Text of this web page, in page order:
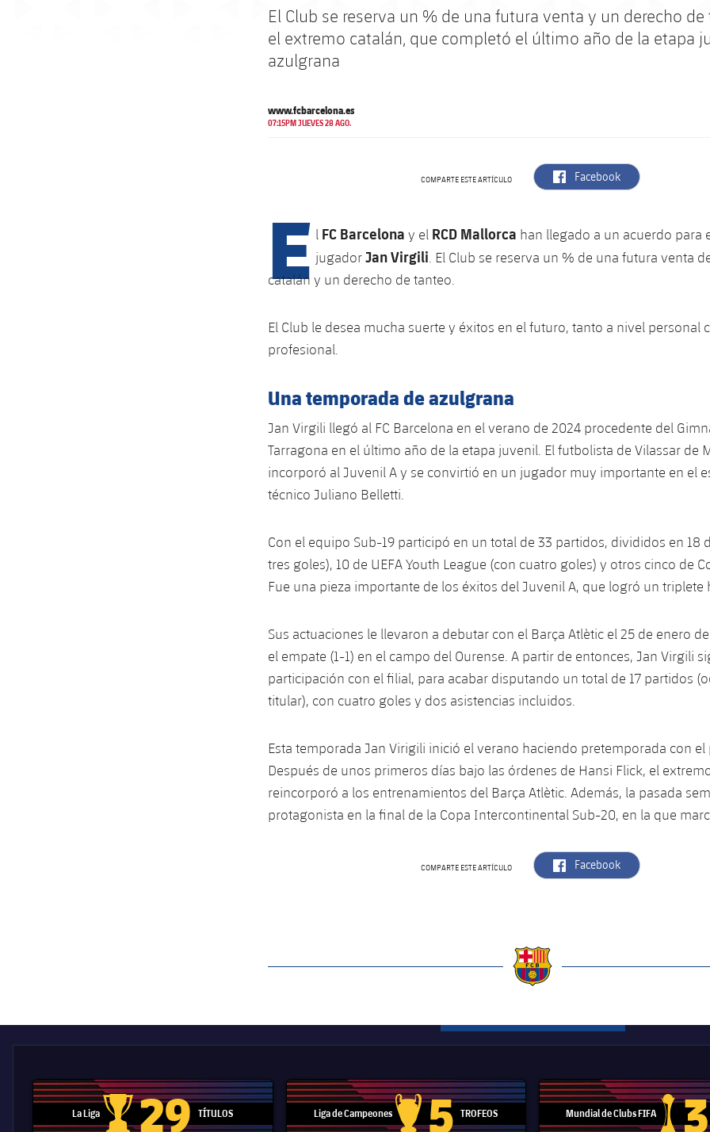
El Club se reserva un % de una futura venta y un derecho
el extremo catalán, que completó el último año de la etapa
azulgrana
www.fcbarcelona.es
07:15PM JUEVES 28 AGO.
COMPARTE ESTE ARTÍCULO label.aria.facebook
Facebook
E l FC Barcelona y el RCD Mallorca han llegado a un acuerdo para
jugadorJan Virgili. El Club se reserva un % de una futura venta
catalán y un derecho de tanteo.
El Club le desea mucha suerte y éxitos en el futuro, tanto a nivel personal
profesional.
Una temporada de azulgrana
Jan Virgili llegó al FC Barcelona en el verano de 2024 procedente del
Tarragona en el último año de la etapa juvenil. El futbolista de Vilassar de
incorporó al Juvenil A y se convirtió en un jugador muy importante en el
técnico Juliano Belletti.
Con el equipo Sub-19 participó en un total de 33 partidos, divididos en 18
tres goles), 10 de UEFA Youth League (con cuatro goles) y otros cinco de
Fue una pieza importante de los éxitos del Juvenil A, que logró un triplete
Sus actuaciones le llevaron a debutar con el Barça Atlètic el 25 de enero
el empate (1-1) en el campo del Ourense. A partir de entonces, Jan Virgili
participación con el filial, para acabar disputando un total de 17 partidos
titular), con cuatro goles y dos asistencias incluidos.
Esta temporada Jan Virigili inició el verano haciendo pretemporada con
Después de unos primeros días bajo las órdenes de Hansi Flick, el
reincorporó a los entrenamientos del Barça Atlètic. Además, la pasada
protagonista en la final de la Copa Intercontinental Sub-20, en la que
COMPARTE ESTE ARTÍCULO label.aria.facebook
Facebook
La Liga
Trofeo de La Liga
29 TÍTULOS Liga de Campeones
Trofeo de la Liga de Campeones
5 TROFEOS Mundial de Clubs FIFA
Trofeo3